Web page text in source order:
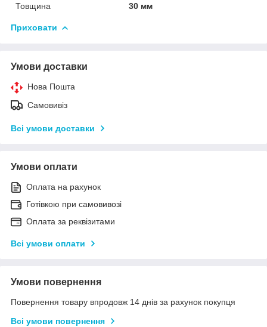
Товщина
30 мм
Приховати
Умови доставки
Нова Пошта
Самовивіз
Всі умови доставки
Умови оплати
Оплата на рахунок
Готівкою при самовивозі
Оплата за реквізитами
Всі умови оплати
Умови повернення
Повернення товару впродовж 14 днів за рахунок покупця
Всі умови повернення